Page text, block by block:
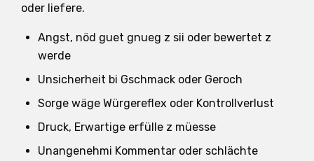
oder liefere.
Angst, nöd guet gnueg z sii oder bewertet z
werde
Unsicherheit bi Gschmack oder Geroch
Sorge wäge Würgereflex oder Kontrollverlust
Druck, Erwartige erfülle z müesse
Unangenehmi Kommentar oder schlächte